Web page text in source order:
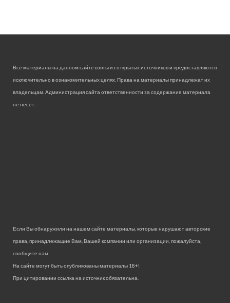
Все материалы на данном сайте взяты из открытых источников и предоставляются
исключительно в ознакомительных целях. Права на материалы принадлежат их
владельцам. Администрация сайта ответственности за содержание материала
не несет.
Если Вы обнаружили на нашем сайте материалы, которые нарушают авторские
права, принадлежащие Вам, Вашей компании или организации, пожалуйста,
сообщите нам.
На сайте могут быть опубликованы материалы 18+!
При цитировании ссылка на источник обязательна.